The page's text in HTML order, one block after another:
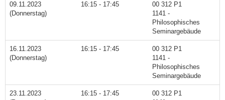
09.11.2023
(Donnerstag)
16:15 - 17:45
00 312 P1
1141 -
Philosophisches
Seminargebäude
16.11.2023
(Donnerstag)
16:15 - 17:45
00 312 P1
1141 -
Philosophisches
Seminargebäude
23.11.2023
16:15 - 17:45
00 312 P1